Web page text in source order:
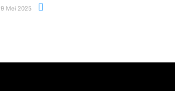
9 Mei 2025